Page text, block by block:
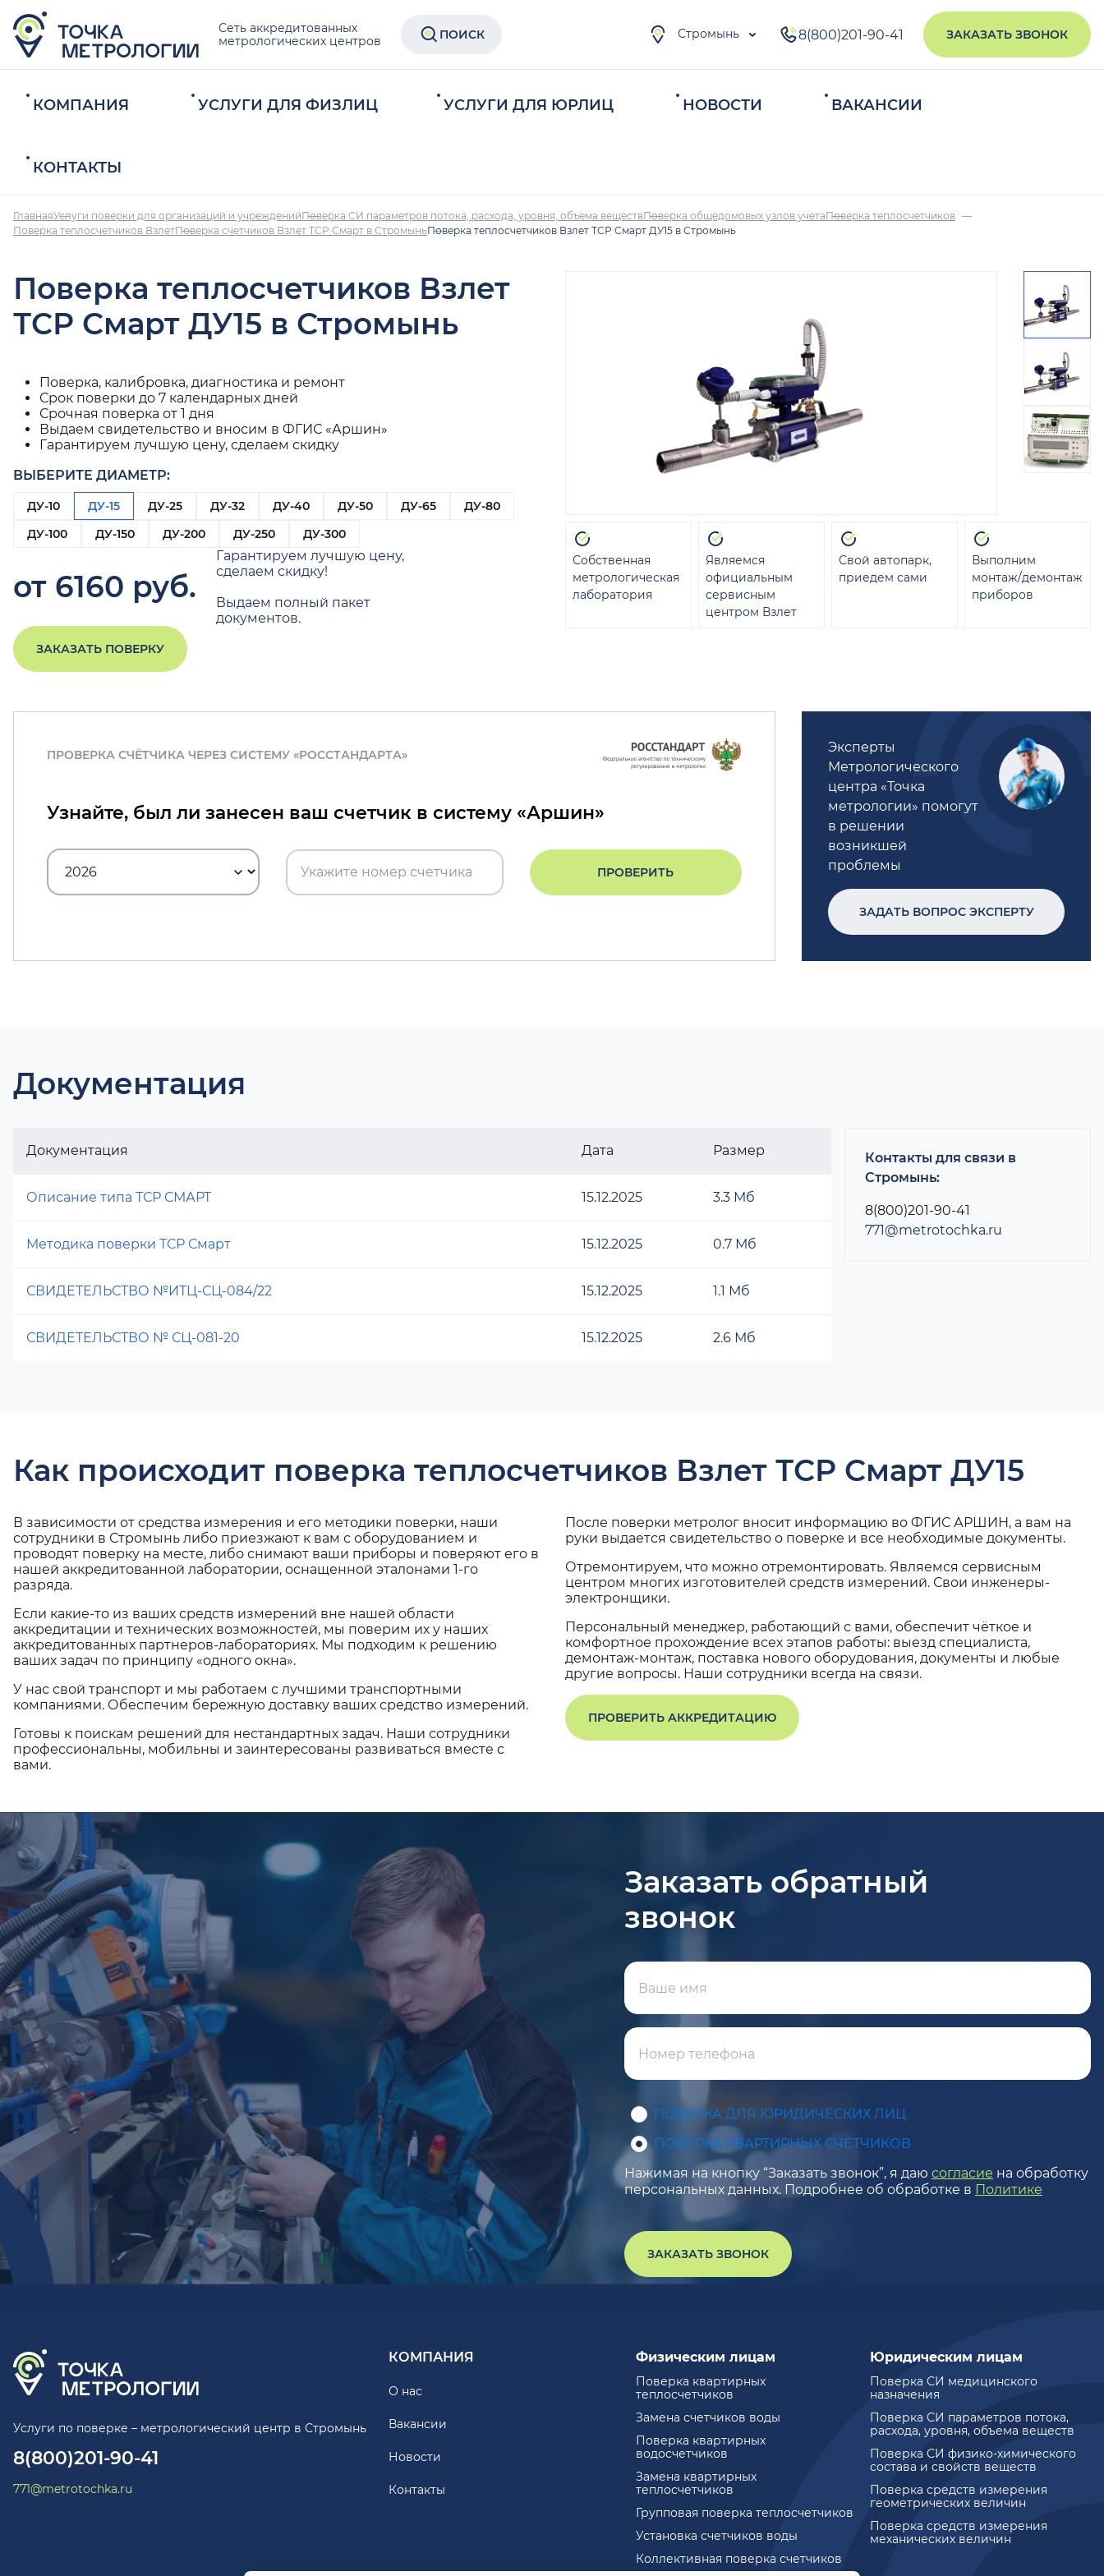
Сеть аккредитованных
метрологических центров
ПОИСК Стромынь 8(800)201-90-41 ЗАКАЗАТЬ ЗВОНОК
КОМПАНИЯ УСЛУГИ ДЛЯ ФИЗЛИЦ УСЛУГИ ДЛЯ ЮРЛИЦ НОВОСТИ ВАКАНСИИ
КОНТАКТЫ
ГлавнаяУслуги поверки для организаций и учрежденийПоверка СИ параметров потока, расхода, уровня, объема веществПоверка общедомовых узлов учетаПоверка теплосчетчиков
Поверка теплосчетчиков ВзлетПоверка счетчиков Взлет ТСР Смарт в СтромыньПоверка теплосчетчиков Взлет ТСР Смарт ДУ15 в Стромынь
Поверка теплосчетчиков Взлет
ТСР Смарт ДУ15 в Стромынь
Поверка, калибровка, диагностика и ремонт
Срок поверки до 7 календарных дней
Срочная поверка от 1 дня
Выдаем свидетельство и вносим в ФГИС «Аршин»
Гарантируем лучшую цену, сделаем скидку
ВЫБЕРИТЕ ДИАМЕТР:
ДУ-10 ДУ-15 ДУ-25 ДУ-32 ДУ-40 ДУ-50 ДУ-65
ДУ-80
ДУ-100
ДУ-150 ДУ-200 ДУ-250 ДУ-300
от 6160 руб.
Гарантируем лучшую цену,
сделаем скидку!
Выдаем полный пакет
документов.
ЗАКАЗАТЬ ПОВЕРКУ
Собственная
метрологическая
лаборатория
Являемся
официальным
сервисным
центром Взлет
Свой автопарк,
приедем сами
Выполним
монтаж/демонтаж
приборов
ПРОВЕРКА СЧЁТЧИКА ЧЕРЕЗ СИСТЕМУ «РОССТАНДАРТА»
Узнайте, был ли занесен ваш счетчик в систему «Аршин»
ПРОВЕРИТЬ
Эксперты
Метрологического
центра «Точка
метрологии» помогут
в решении
возникшей
проблемы
ЗАДАТЬ ВОПРОС ЭКСПЕРТУ
Документация
Документация Дата Размер
Описание типа ТСР СМАРТ 15.12.2025 3.3 Мб
Методика поверки ТСР Смарт 15.12.2025 0.7 Мб
СВИДЕТЕЛЬСТВО №ИТЦ-СЦ-084/22 15.12.2025 1.1 Мб
СВИДЕТЕЛЬСТВО № СЦ-081-20 15.12.2025 2.6 Мб
Контакты для связи в
Стромынь:
8(800)201-90-41
771@metrotochka.ru
Как происходит поверка теплосчетчиков Взлет ТСР Смарт ДУ15
В зависимости от средства измерения и его методики поверки, наши
сотрудники в Стромынь либо приезжают к вам с оборудованием и
проводят поверку на месте, либо снимают ваши приборы и поверяют его в
нашей аккредитованной лаборатории, оснащенной эталонами 1-го
разряда.
Если какие-то из ваших средств измерений вне нашей области
аккредитации и технических возможностей, мы поверим их у наших
аккредитованных партнеров-лабораториях. Мы подходим к решению
ваших задач по принципу «одного окна».
У нас свой транспорт и мы работаем с лучшими транспортными
компаниями. Обеспечим бережную доставку ваших средство измерений.
Готовы к поискам решений для нестандартных задач. Наши сотрудники
профессиональны, мобильны и заинтересованы развиваться вместе с
вами.
После поверки метролог вносит информацию во ФГИС АРШИН, а вам на
руки выдается свидетельство о поверке и все необходимые документы.
Отремонтируем, что можно отремонтировать. Являемся сервисным
центром многих изготовителей средств измерений. Свои инженеры-
электронщики.
Персональный менеджер, работающий с вами, обеспечит чёткое и
комфортное прохождение всех этапов работы: выезд специалиста,
демонтаж-монтаж, поставка нового оборудования, документы и любые
другие вопросы. Наши сотрудники всегда на связи.
ПРОВЕРИТЬ АККРЕДИТАЦИЮ
Заказать обратный
звонок
ПОВЕРКА ДЛЯ ЮРИДИЧЕСКИХ ЛИЦ
ПОВЕРКА КВАРТИРНЫХ СЧЕТЧИКОВ
Нажимая на кнопку “Заказать звонок”, я даю согласие на обработку
персональных данных. Подробнее об обработке в Политике
ЗАКАЗАТЬ ЗВОНОК
Услуги по поверке – метрологический центр в Стромынь
8(800)201-90-41
771@metrotochka.ru
КОМПАНИЯ
О нас
Вакансии
Новости
Контакты
Физическим лицам
Поверка квартирных
теплосчетчиков
Замена счетчиков воды
Поверка квартирных
водосчетчиков
Замена квартирных
теплосчетчиков
Групповая поверка теплосчетчиков
Установка счетчиков воды
Коллективная поверка счетчиков
Юридическим лицам
Поверка СИ медицинского
назначения
Поверка СИ параметров потока,
расхода, уровня, объема веществ
Поверка СИ физико-химического
состава и свойств веществ
Поверка средств измерения
геометрических величин
Поверка средств измерения
механических величин